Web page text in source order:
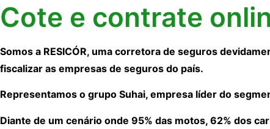
Cote e contrate
Somos a RESICÓR, uma corretora de seguros
fiscalizar as empresas de seguros do país.
Representamos o grupo Suhai, empresa líder do
Diante de um cenário onde 95% das motos, 62% dos